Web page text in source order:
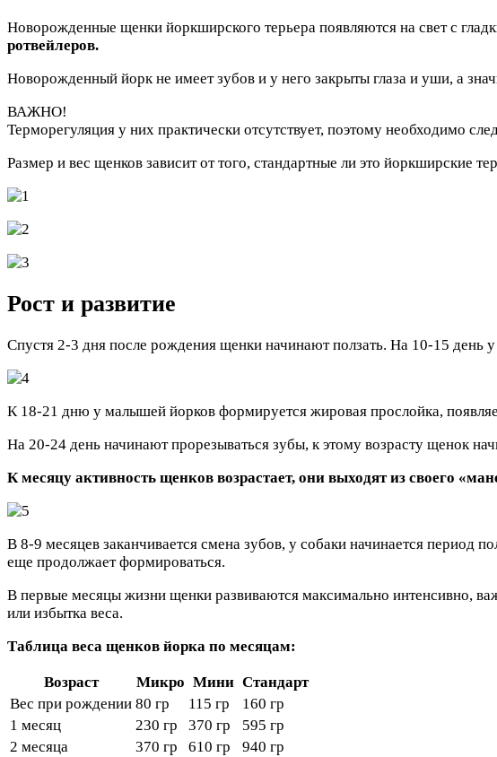
Новорожденные щенки йоркширского терьера появляются на свет с
ротвейлеров.
Новорожденный йорк не имеет зубов и у него закрыты глаза и уши, а
ВАЖНО!
Терморегуляция у них практически отсутствует, поэтому необходимо
Размер и вес щенков зависит от того, стандартные ли это йоркширские
Рост и развитие
Спустя 2-3 дня после рождения щенки начинают ползать. На 10-15 день
К 18-21 дню у малышей йорков формируется жировая прослойка,
На 20-24 день начинают прорезываться зубы, к этому возрасту щенок
К месяцу активность щенков возрастает, они выходят из своего
В 8-9 месяцев заканчивается смена зубов, у собаки начинается период
еще продолжает формироваться.
В первые месяцы жизни щенки развиваются максимально интенсивно,
или избытка веса.
Таблица веса щенков йорка по месяцам:
Возраст Микро Мини Стандарт
Вес при рождении 80 гр 115 гр
160 гр
1 месяц
230 гр 370 гр
595 гр
2 месяца
370 гр 610 гр
940 гр